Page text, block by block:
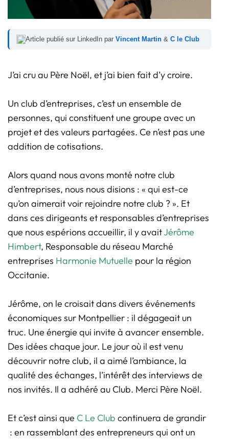
Article publié sur LinkedIn par Vincent Martin & C le Club
J’ai cru au Père Noël, et j’ai bien fait d’y croire.
Un club d’entreprises, c’est un ensemble de
personnes, qui constituent une groupe avec un
projet et des valeurs partagées. Ce n’est pas une
addition de cotisations.
Alors quand nous avons monté notre club
d’entreprises, nous nous disions : « qui est-ce
qu’on aimerait voir rejoindre notre club ? ». Et
dans ces dirigeants et responsables d’entreprises
que nous espérions accueillir, il y avaitJérôme
Himbert, Responsable du réseau Marché
entreprises Harmonie Mutuelle pour la région
Occitanie.
Jérôme, on le croisait dans divers événements
économiques sur Montpellier : il dégageait un
truc. Une énergie qui invite à avancer ensemble.
Des idées chaque jour. Le jour où il est venu
découvrir notre club, il a aimé l’ambiance, la
qualité des échanges, l’intérêt des interviews de
nos invités. Il a adhéré au Club. Merci Père Noël.
Et c’est ainsi que C Le Club continuera de grandir
: en rassemblant des entrepreneurs qui ont un